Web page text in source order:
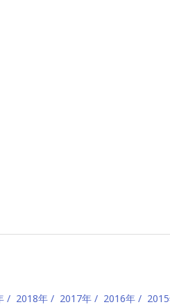
2018年 2017年 2016年